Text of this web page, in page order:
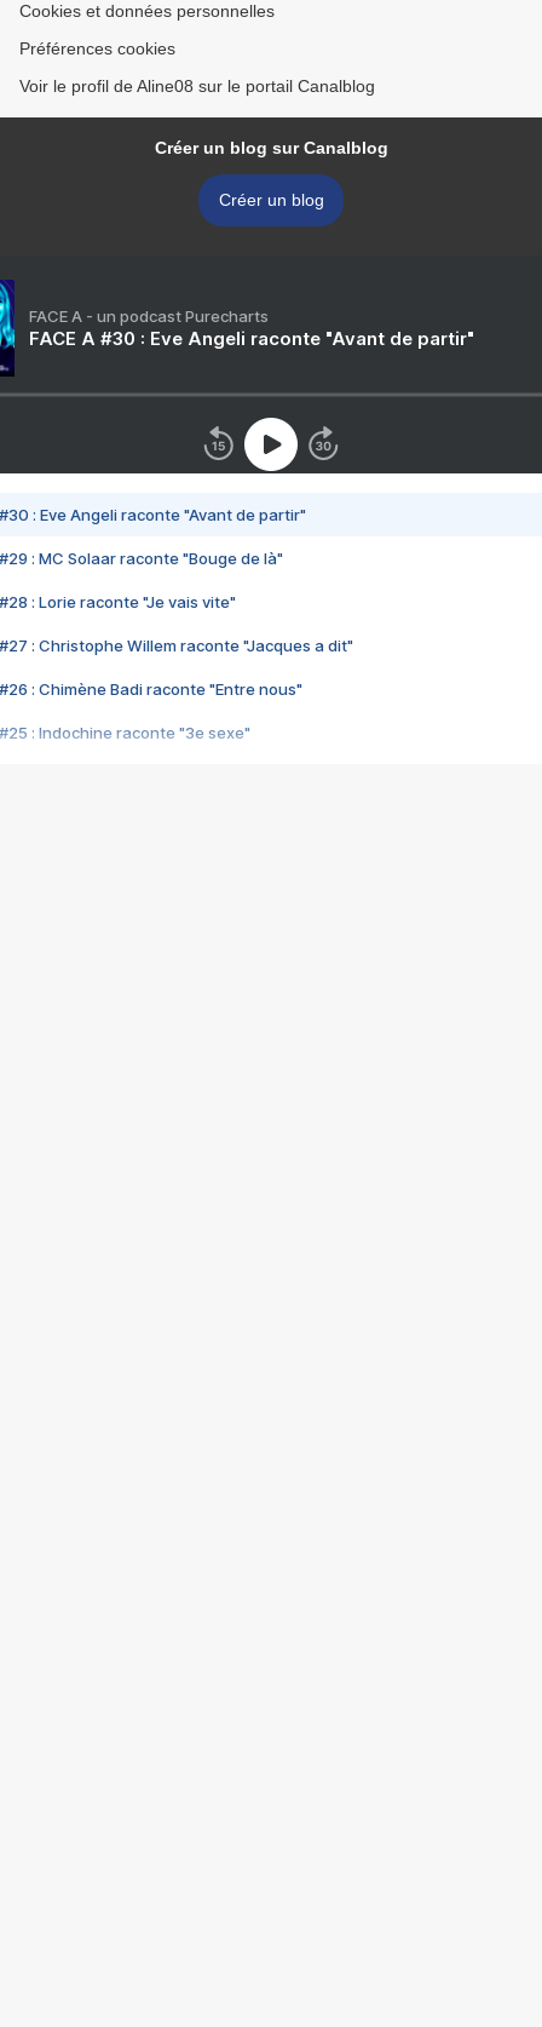
Cookies et données personnelles
Préférences cookies
Voir le profil de Aline08 sur le portail Canalblog
Créer un blog sur Canalblog
Créer un blog
FACE A - un podcast Purecharts
FACE A #30 : Eve Angeli raconte "Avant de partir"
#30 : Eve Angeli raconte "Avant de partir"
#29 : MC Solaar raconte "Bouge de là"
#28 : Lorie raconte "Je vais vite"
#27 : Christophe Willem raconte "Jacques a dit"
#26 : Chimène Badi raconte "Entre nous"
#25 : Indochine raconte "3e sexe"